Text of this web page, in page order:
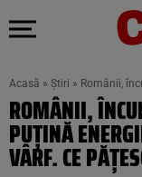
Acasă » Știri » Românii,
ROMÂNII,
PUȚINĂ
VÂRF. CE